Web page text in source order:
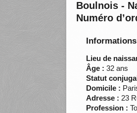
Boulnois -
Numéro
Lieu de
Âge : 32 ans
Statut
Domicile :
Adresse : 23
Profession :